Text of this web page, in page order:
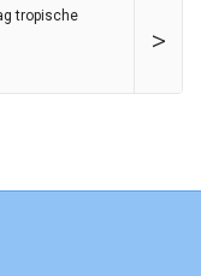
>
tropische